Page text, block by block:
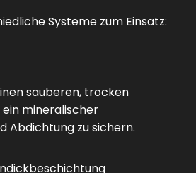
Systeme zum Einsatz:
sauberen, trocken
mineralischer
Abdichtung zu sichern.